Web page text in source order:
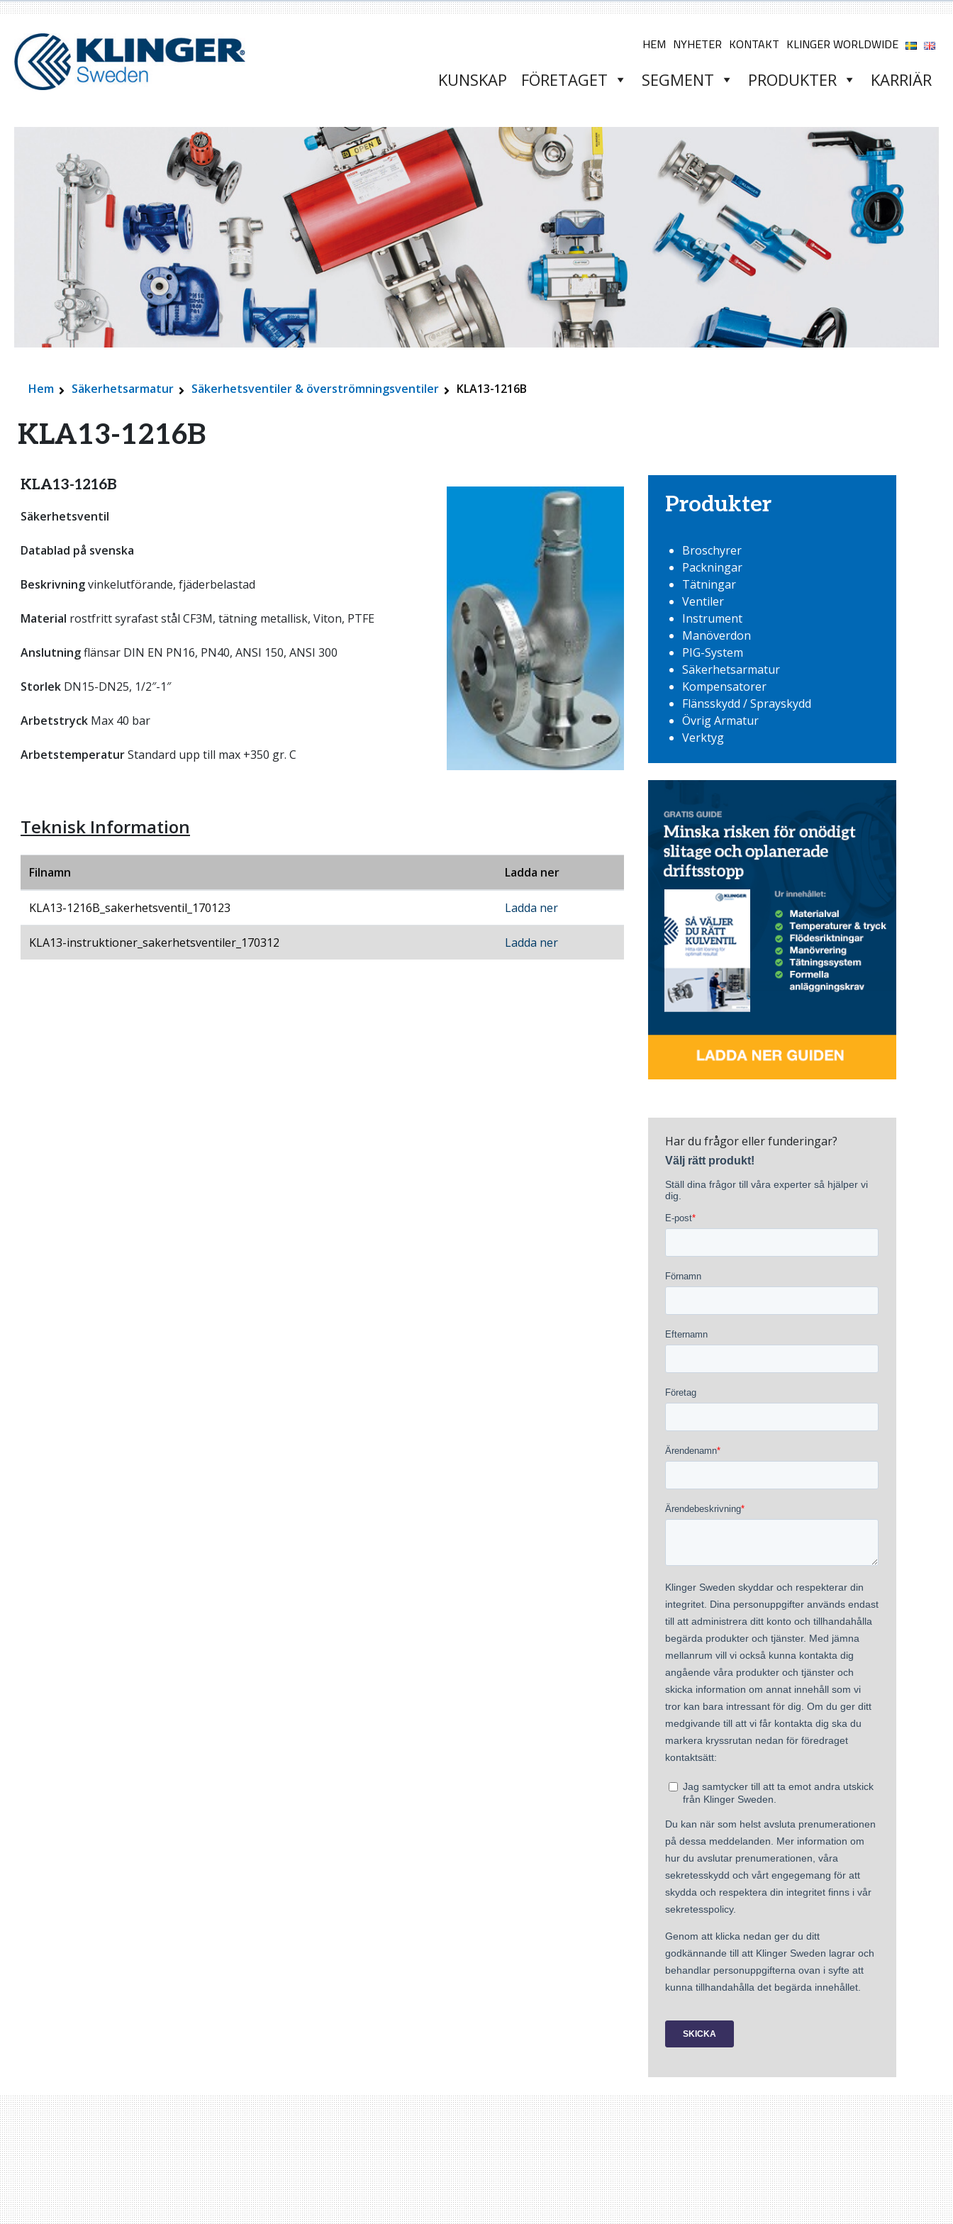
HEM NYHETER KONTAKT KLINGER WORLDWIDE
KUNSKAP FÖRETAGET SEGMENT PRODUKTER KARRIÄR
Hem Säkerhetsarmatur Säkerhetsventiler & överströmningsventiler KLA13-1216B
KLA13-1216B
KLA13-1216B
Säkerhetsventil
Datablad på svenska
Beskrivningvinkelutförande, fjäderbelastad
Material rostfritt syrafast stål CF3M, tätning metallisk, Viton, PTFE
Anslutningflänsar DIN EN PN16, PN40, ANSI 150, ANSI 300
Storlek DN15-DN25, 1/2″-1″
Arbetstryck Max 40 bar
ArbetstemperaturStandard upp till max +350 gr. C
Teknisk Information
Filnamn Ladda ner
KLA13-1216B_sakerhetsventil_170123 Ladda ner
KLA13-instruktioner_sakerhetsventiler_170312 Ladda ner
Produkter
Broschyrer
Packningar
Tätningar
Ventiler
Instrument
Manöverdon
PIG-System
Säkerhetsarmatur
Kompensatorer
Flänsskydd / Sprayskydd
Övrig Armatur
Verktyg
Har du frågor eller funderingar?